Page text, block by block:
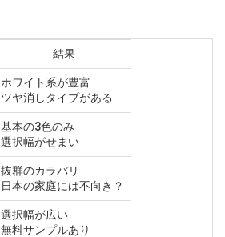
結果
ホワイト系が豊富
ツヤ消しタイプがある
基本の3色のみ
選択幅がせまい
抜群のカラバリ
日本の家庭には不向き？
選択幅が広い
無料サンプルあり